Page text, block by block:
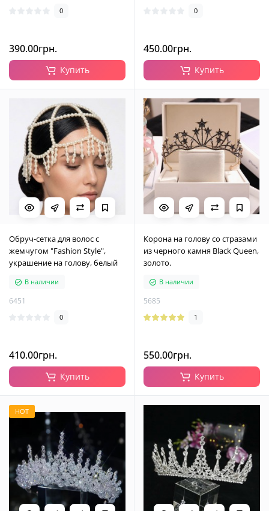
0
390.00грн.
Купить
0
450.00грн.
Купить
Обруч-сетка для волос с
жемчугом "Fashion Style",
украшение на голову, белый
В наличии
6451
0
410.00грн.
Купить
Корона на голову со стразами
из черного камня Black Queen,
золото.
В наличии
5685
1
550.00грн.
Купить
HOT